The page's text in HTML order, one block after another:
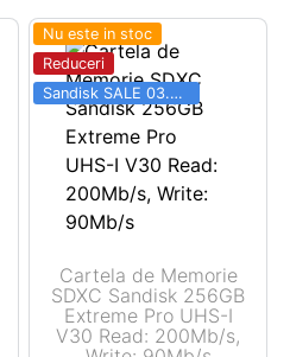
Nu este in stoc
Reduceri
Sandisk SALE 03.06 - 31.08
Cartela de Memorie
SDXC Sandisk 256GB
Extreme Pro UHS-I
V30 Read: 200Mb/s,